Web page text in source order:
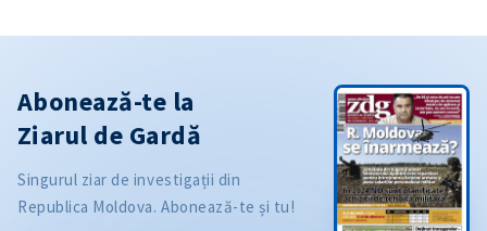
Abonează-te la
Ziarul de Gardă
Singurul ziar de investigații din
Republica Moldova. Abonează-te și tu!